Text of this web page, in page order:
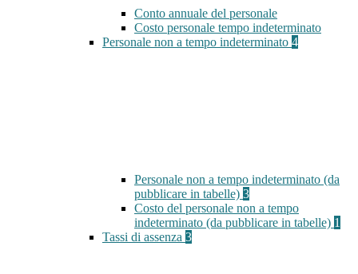
Conto annuale del personale
Costo personale tempo indeterminato
Personale non a tempo indeterminato 4
Personale non a tempo indeterminato (da
pubblicare in tabelle) 3
Costo del personale non a tempo
indeterminato (da pubblicare in tabelle) 1
Tassi di assenza 3